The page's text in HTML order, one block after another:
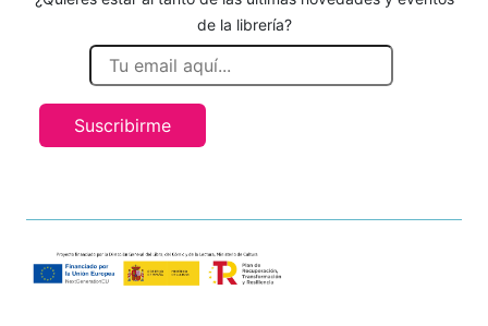
de la librería?
Suscribirme